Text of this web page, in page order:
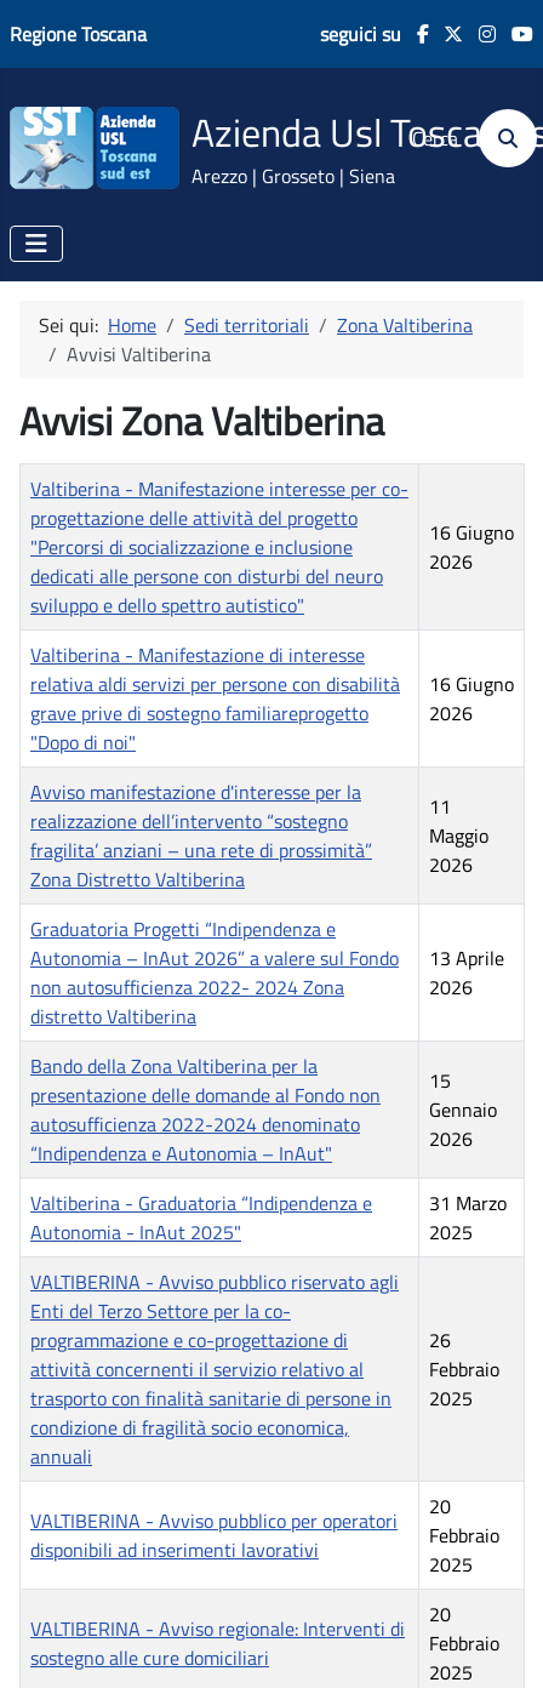
Regione Toscana seguici su
Azienda Usl Toscana
Arezzo | Grosseto | Siena
Cerca
Sei qui: Home Sedi territoriali
Zona Valtiberina
Avvisi Valtiberina
Avvisi Zona Valtiberina
Titolo
Data
pubblicazione
Valtiberina - Manifestazione interesse per co-
progettazione delle attività del progetto
"Percorsi di socializzazione e inclusione
dedicati alle persone con disturbi del neuro
sviluppo e dello spettro autistico"
16 Giugno
2026
Valtiberina - Manifestazione di interesse
relativa aldi servizi per persone con disabilità
grave prive di sostegno familiareprogetto
"Dopo di noi"
16 Giugno
2026
Avviso manifestazione d'interesse per la
realizzazione dell’intervento “sostegno
fragilita’ anziani – una rete di prossimità”
Zona Distretto Valtiberina
11
Maggio
2026
Graduatoria Progetti “Indipendenza e
Autonomia – InAut 2026” a valere sul Fondo
non autosufficienza 2022- 2024 Zona
distretto Valtiberina
13 Aprile
2026
Bando della Zona Valtiberina per la
presentazione delle domande al Fondo non
autosufficienza 2022-2024 denominato
“Indipendenza e Autonomia – InAut"
15
Gennaio
2026
Valtiberina - Graduatoria “Indipendenza e
Autonomia - InAut 2025"
31 Marzo
2025
VALTIBERINA - Avviso pubblico riservato agli
Enti del Terzo Settore per la co-
programmazione e co-progettazione di
attività concernenti il servizio relativo al
trasporto con finalità sanitarie di persone in
condizione di fragilità socio economica,
annuali
26
Febbraio
2025
VALTIBERINA - Avviso pubblico per operatori
disponibili ad inserimenti lavorativi
20
Febbraio
2025
VALTIBERINA - Avviso regionale: Interventi di
sostegno alle cure domiciliari
20
Febbraio
2025